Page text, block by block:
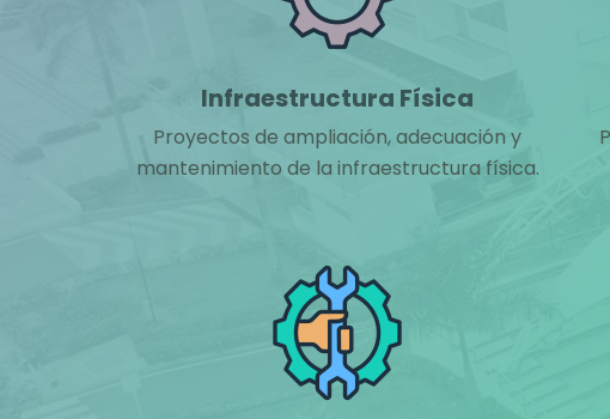
Infraestructura Física
Proyectos de ampliación, adecuación y
mantenimiento de la infraestructura física.